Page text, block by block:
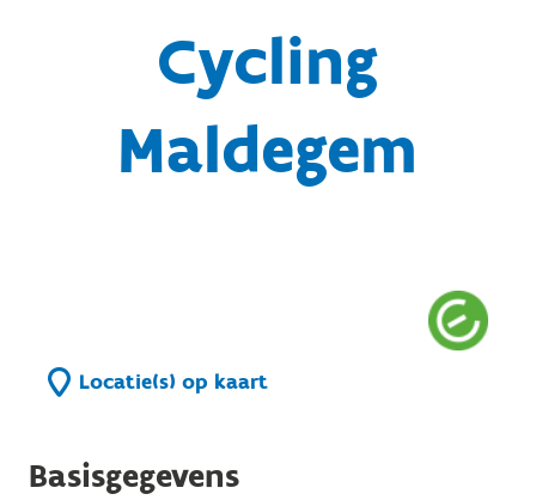
Cycling
Maldegem
Locatie(s) op kaart
Basisgegevens